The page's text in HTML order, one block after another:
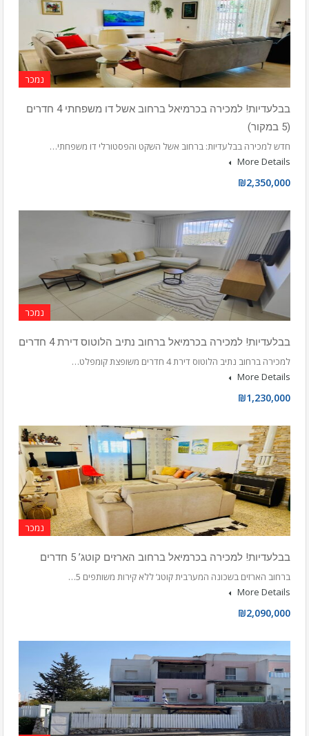
נמכר
בבלעדיות! למכירה בכרמיאל ברחוב אשל דו משפחתי 4 חדרים
(5 במקור)
חדש למכירה בבלעדיות: ברחוב אשל השקט והפסטורלי דו משפחתי…
More Details
₪2,350,000
נמכר
בבלעדיות! למכירה בכרמיאל ברחוב נתיב הלוטוס דירת 4 חדרים
למכירה ברחוב נתיב הלוטוס דירת 4 חדרים משופצת קומפלט…
More Details
₪1,230,000
נמכר
בבלעדיות! למכירה בכרמיאל ברחוב הארזים קוטג’ 5 חדרים
ברחוב הארזים בשכונה המערבית קוטג’ ללא קירות משותפים 5…
More Details
₪2,090,000